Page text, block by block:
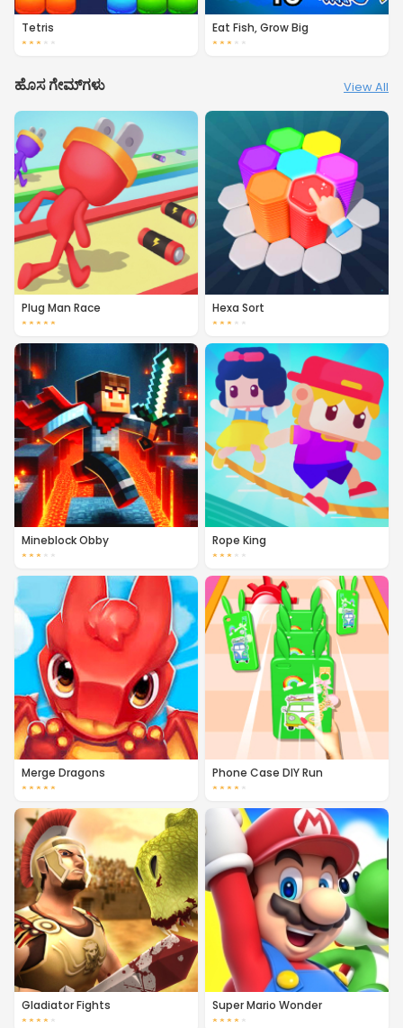
Tetris
★ ★ ★ ★ ★
Eat Fish, Grow Big
★ ★ ★ ★ ★
ಹೊಸ ಗೇಮ್‌ಗಳು View All
Plug Man Race
★ ★ ★ ★ ★
Hexa Sort
★ ★ ★ ★ ★
Mineblock Obby
★ ★ ★ ★ ★
Rope King
★ ★ ★ ★ ★
Merge Dragons
★ ★ ★ ★ ★
Phone Case DIY Run
★ ★ ★ ★ ★
Gladiator Fights
★ ★ ★ ★ ★
Super Mario Wonder
★ ★ ★ ★ ★